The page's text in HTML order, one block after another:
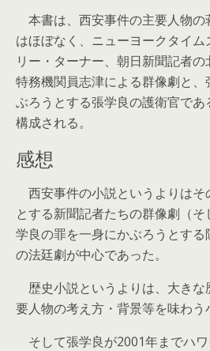
本書は、西安事件の主要人物の
はほぼなく、ニューヨークタイム
リー・ターナー、朝日新聞記者
特務機関員志津による群像劇と
ぶろうとする張学良の護衛官で
構成される。
感想
西安事件の小説というよりはそ
とする新聞記者たちの群像劇（
学良の罪を一身にかぶろうとする
の法廷劇が中心であった。
歴史小説というよりは、大きな
要人物の考え方・背景等を味わう
そして張学良が2001年までハ